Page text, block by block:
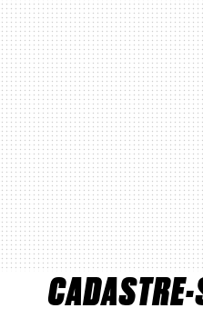
CADASTRE-